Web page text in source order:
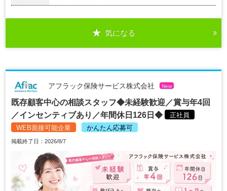
気になる
アフラック保険サービス株式会社 New
既存顧客中心の相談スタッフ◆未経験歓迎／賞与年4回
／インセンティブあり／年間休日126日◆
正社員
WEB面接可能企業
かんたん応募可
掲載終了日：2026/8/7